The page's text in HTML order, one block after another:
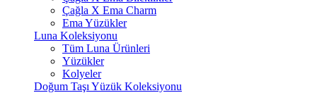
Çağla X Ema Charm
Ema Yüzükler
Luna Koleksiyonu
Tüm Luna Ürünleri
Yüzükler
Kolyeler
Doğum Taşı Yüzük Koleksiyonu